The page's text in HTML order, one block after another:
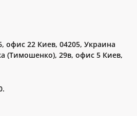
офис 22 Киев, 04205, Украина
(Тимошенко), 29в, офис 5 Киев,